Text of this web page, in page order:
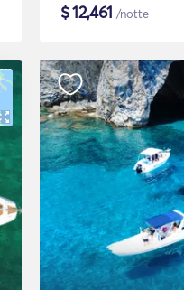
$12,461 /notte